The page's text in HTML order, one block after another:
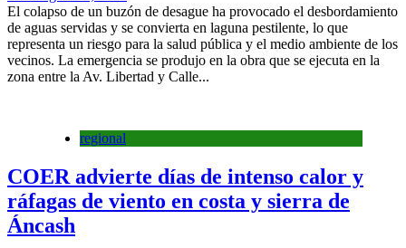
El colapso de un buzón de desague ha provocado el desbordamiento
de aguas servidas y se convierta en laguna pestilente, lo que
representa un riesgo para la salud pública y el medio ambiente de los
vecinos. La emergencia se produjo en la obra que se ejecuta en la
zona entre la Av. Libertad y Calle...
regional
COER advierte días de intenso calor y
ráfagas de viento en costa y sierra de
Áncash